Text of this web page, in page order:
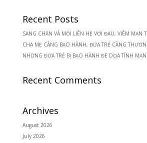
Recent Posts
SANG CHẤN VÀ MỐI LIÊN HỆ VỚI ĐAU, VIÊM MẠN
CHA MẸ CÀNG BẠO HÀNH, ĐỨA TRẺ CÀNG
NHỮNG ĐỨA TRẺ BỊ BẠO HÀNH ĐE DỌA TÍNH
Recent Comments
Archives
August 2026
July 2026